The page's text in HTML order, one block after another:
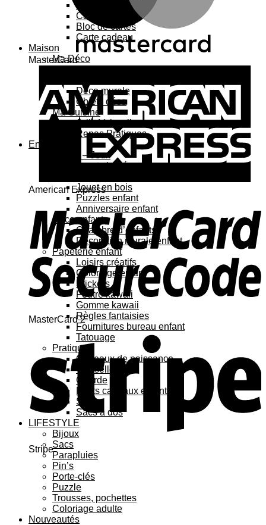
MasterCard
American Express
MasterCard 2
Stripe
Carte à sticker
Bloc de cartes
Carte cadeau
Maison
Ma Déco
Déco murale
Objets déco
Ma Cuisine
Jolie Vaisselle
Repas Pratiques
Enfant
Jouets – Jeux
Jouets bébé
Jouet en bois
Puzzles enfant
Anniversaire enfant
Déco enfant
Chambre d’enfants
Décoration murale enfant
Papeterie enfant
Loisirs créatifs
Coloriage enfant
Stickers
Feutre kawaii
Gomme kawaii
Règles fantaisies
Fournitures bureau enfant
Tatouage
Pratique
Cadeaux de naissance
Vaisselle
Gourde
Petits cadeaux enfant
Sacs
Sacs à dos
LIFESTYLE
Bijoux
Sacs
Parapluies
Pin’s
Porte-clés
Puzzle
Trousses, pochettes
Coloriage adulte
Nouveautés